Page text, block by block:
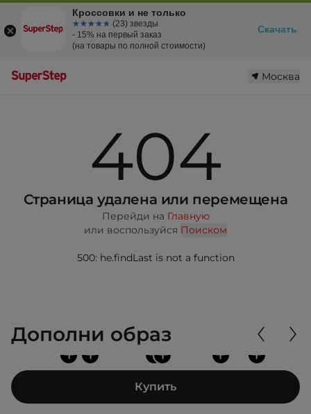
Москва
404
Страница удалена или перемещена
Перейди на Главную
или воспользуйся Поиском
500: he.findLast is not a function
Дополни образ
+
+
+ + +
+
Купить
Кроссовки и не только
☆☆☆☆☆
★★★★★ (23) звезды
- 15% на первый заказ
(на товары по полной стоимости)
Скачать